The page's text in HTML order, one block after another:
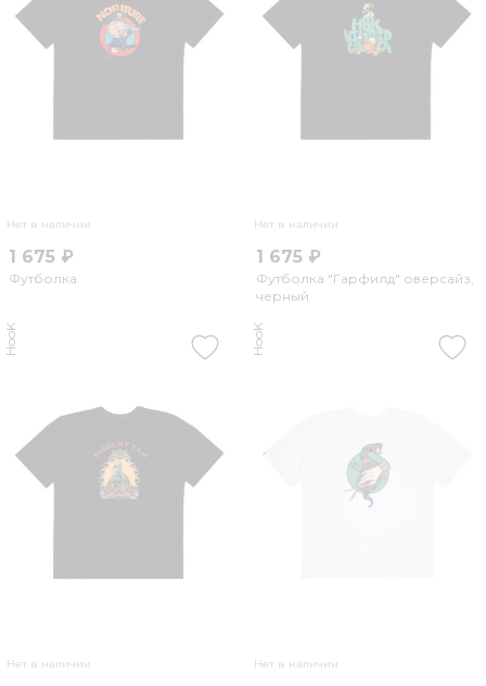
Нет в наличии
1 675 ₽
Футболка
Нет в наличии
1 675 ₽
Футболка "Гарфилд" оверсайз,
черный
Нет в наличии
HooK
Нет в наличии
HooK